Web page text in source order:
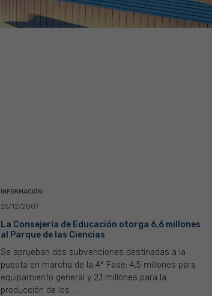
INFORMACIÓN:
25/12/2007
La Consejería de Educación otorga 6,6 millones
al Parque de las Ciencias
Se aprueban dos subvenciones destinadas a la
puesta en marcha de la 4ª Fase: 4,5 millones para
equipamiento general y 2,1 millones para la
producción de los ...